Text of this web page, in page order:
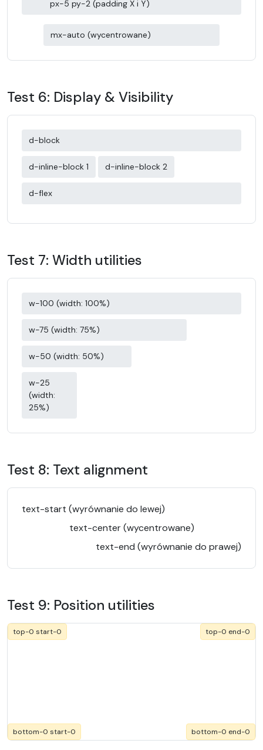
px-5 py-2 (padding X i Y)
mx-auto (wycentrowane)
Test 6: Display & Visibility
d-block
d-inline-block 1 d-inline-block 2
d-flex
Test 7: Width utilities
w-100 (width: 100%)
w-75 (width: 75%)
w-50 (width: 50%)
w-25
(width:
25%)
Test 8: Text alignment
text-start (wyrównanie do lewej)
text-center (wycentrowane)
text-end (wyrównanie do prawej)
Test 9: Position utilities
top-0 start-0 top-0 end-0
bottom-0 start-0 bottom-0 end-0